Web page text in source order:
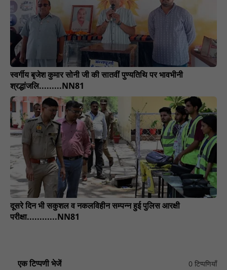
स्वर्गीय बृजेश कुमार सोनी जी की सातवीं पुण्यतिथि पर भावभीनी
श्रद्धांजलि.........NN81
दूसरे दिन भी सकुशल व नकलविहीन सम्पन्न हुई पुलिस आरक्षी
परीक्षा............NN81
एक टिप्पणी भेजें 0 टिप्पणियाँ